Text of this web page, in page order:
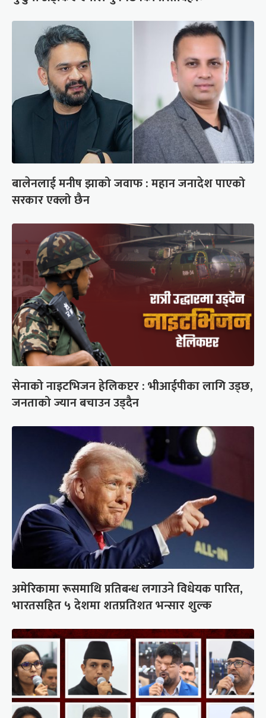
बालेनलाई मनीष झाको जवाफ : महान जनादेश पाएको
सरकार एक्लो छैन
सेनाको नाइटभिजन हेलिकप्टर : भीआईपीका लागि उड्छ,
जनताको ज्यान बचाउन उड्दैन
अमेरिकामा रूसमाथि प्रतिबन्ध लगाउने विधेयक पारित,
भारतसहित ५ देशमा शतप्रतिशत भन्सार शुल्क